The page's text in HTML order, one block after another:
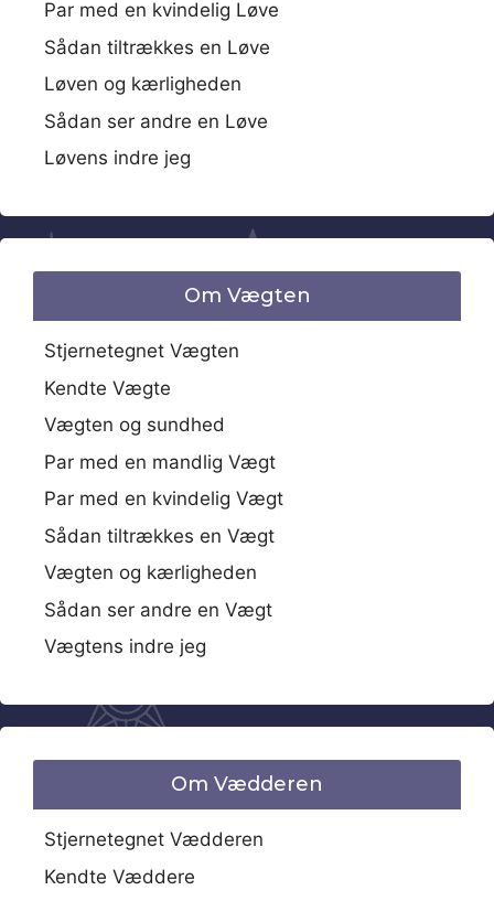
Par med en kvindelig Løve
Sådan tiltrækkes en Løve
Løven og kærligheden
Sådan ser andre en Løve
Løvens indre jeg
Om Vægten
Stjernetegnet Vægten
Kendte Vægte
Vægten og sundhed
Par med en mandlig Vægt
Par med en kvindelig Vægt
Sådan tiltrækkes en Vægt
Vægten og kærligheden
Sådan ser andre en Vægt
Vægtens indre jeg
Om Vædderen
Stjernetegnet Vædderen
Kendte Væddere